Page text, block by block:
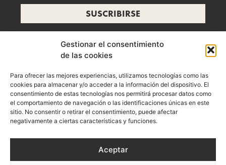
Gestionar el consentimiento
de las cookies
Para ofrecer las mejores experiencias, utilizamos tecnologías como las
cookies para almacenar y/o acceder a la información del dispositivo. El
consentimiento de estas tecnologías nos permitirá procesar datos como
el comportamiento de navegación o las identificaciones únicas en este
sitio. No consentir o retirar el consentimiento, puede afectar
negativamente a ciertas características y funciones.
Aceptar
SUSCRIBIRSE
info@ramonzelada.com
instagram